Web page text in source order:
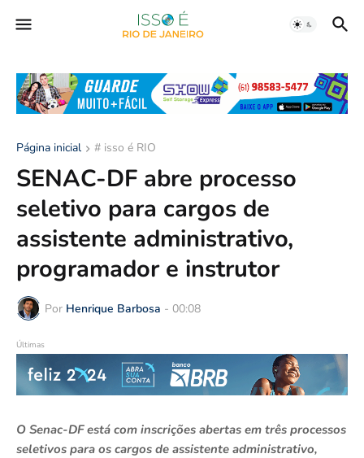
Página inicial # isso é RIO
SENAC-DF abre processo
seletivo para cargos de
assistente administrativo,
programador e instrutor
Por Henrique Barbosa - 00:08
Últimas
O Senac-DF está com inscrições abertas em três processos
seletivos para os cargos de assistente administrativo,